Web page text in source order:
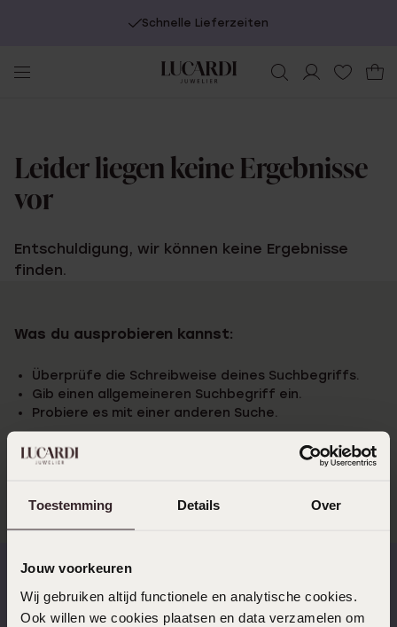
Toestemming Details Over
Jouw voorkeuren
Wij gebruiken altijd functionele en analytische cookies.
Ook willen we cookies plaatsen en data verzamelen om
Schnelle Lieferzeiten
Leider liegen keine Ergebnisse
vor
Entschuldigung, wir können keine Ergebnisse
finden.
Was du ausprobieren kannst:
Überprüfe die Schreibweise deines Suchbegriffs.
Gib einen allgemeineren Suchbegriff ein.
Probiere es mit einer anderen Suche.
Schnelle Lieferzeiten
14 Tage kostenlos